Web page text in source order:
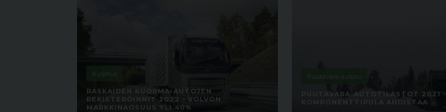
Kuljetus
RASKAIDEN KUORMA-AUTOJEN
REKISTERÖINNIT 2022 - VOLVON
MARKKINAOSUUS YLI 40%
Puutavara-autoilu
PUUTAVARA-AUTOTILASTOT 2021 -
KOMPONENTTIPULA AHDISTAA